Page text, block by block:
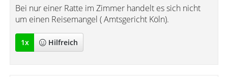
Bei nur einer Ratte im Zimmer handelt es sich nicht
um einen Reisemangel ( Amtsgericht Köln).
1x Hilfreich